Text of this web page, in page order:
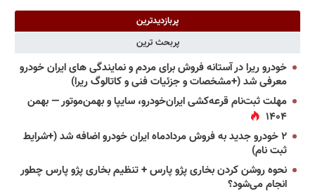
پربازدیدترین
پربحث ترین
خودرو ریرا در آستانه فروش برای مردم و نمایندگی های ایران خودرو
معرفی شد (+مشخصات و جزئیات فنی و کاتالوگ ریرا)
مهلت ثبت‌نام قرعه‌کشی ایران‌خودرو، سایپا و بهمن‌موتور — بهمن
۱۴۰۴
۲ خودرو جدید به فروش مردادماه ایران خودرو اضافه شد (+شرایط
ثبت نام)
نحوه روشن کردن بخاری پژو پارس + تنظیم بخاری پژو پارس چطور
انجام می‌شود؟